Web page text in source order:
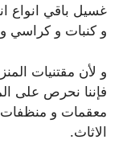
غسيل باقي انواع
و كنبات و كراسي
و لأن مقتنيات
فإننا نحرص على
معقمات و منظفات
الاثاث.